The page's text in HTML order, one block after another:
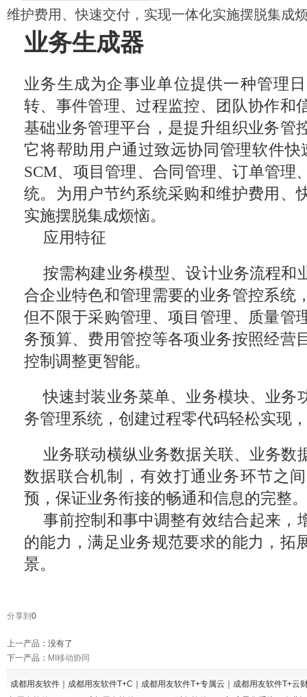
维护费用、快速交付，实现一体化实施摆脱集成
业务生成器
业务生成为企事业单位提供一种管理
转、事件管理、过程监控、团队协作和
基础业务管理平台，是提升组织业务管
它将帮助用户通过致远协同管理软件快
SCM、项目管理、合同管理、订单管理
统。为用户节约系统采购和维护费用、
实施摆脱集成烦恼。
应用特征
按需构建业务模型、设计业务流程和
合企业特色和管理需要的业务管控系统
但不限于采购管理、项目管理、质量管
务预算、费用管控等各项业务按照经营
控制调整更智能。
快速封装业务菜单、业务模块、业务
务管理系统，创建过程零代码轻松实现
业务联动横纵业务数据关联、业务数
数据联合机制，有效打通业务环节之
预，保证业务衔接的畅通和信息的完整。
事前控制和事中调整有效结合起来，
的能力，满足业务规范要求的能力，拓
景。
分享到 0
上一产品 ：没有了
下一产品 ： MI移动协同
成都用友软件｜成都用友软件T+C｜成都用友软件T+专属云｜成都用友软件T+